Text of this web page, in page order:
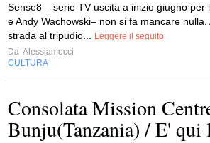
Sense8 – serie TV uscita a inizio giugno
e Andy Wachowski– non si fa mancare
strada al tripudio...
Leggere il seguito
Da Alessiamocci
CULTURA
Consolata Mission
Bunju(Tanzania) / E' qui